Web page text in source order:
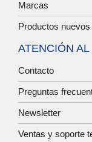
Marcas
Productos nuevos
ATENCIÓN
Contacto
Preguntas
Newsletter
Ventas y soporte